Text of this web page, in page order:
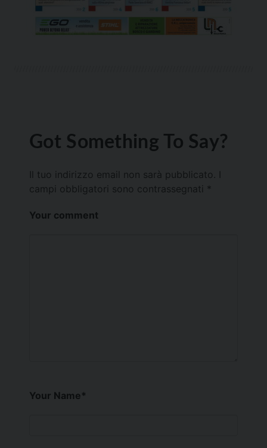
Got Something To Say?
Il tuo indirizzo email non sarà pubblicato.
campi obbligatori sono contrassegnati *
Your comment
Your Name*